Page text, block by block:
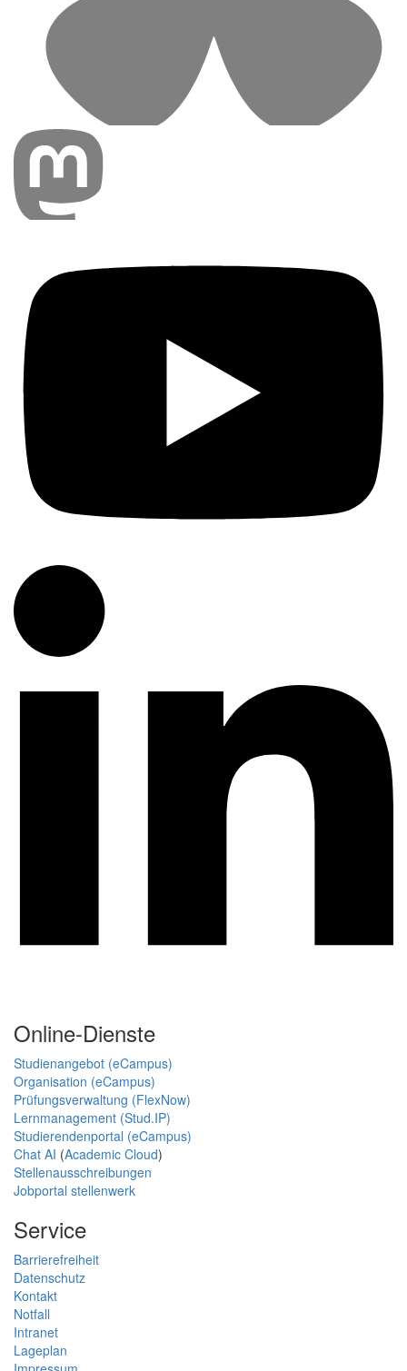
Online-Dienste
Studienangebot (eCampus)
Organisation (eCampus)
Prüfungsverwaltung (FlexNow)
Lernmanagement (Stud.IP)
Studierendenportal (eCampus)
Chat AI (Academic Cloud)
Stellenausschreibungen
Jobportal stellenwerk
Service
Barrierefreiheit
Datenschutz
Kontakt
Notfall
Intranet
Lageplan